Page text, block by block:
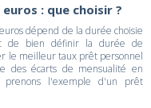
: que choisir ?
dépend de la durée choisie
de bien définir la durée de
le meilleur taux prêt personnel
des écarts de mensualité en
l'exemple d'un prêt